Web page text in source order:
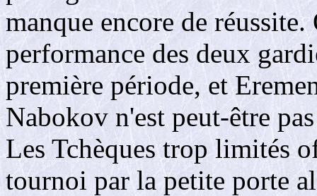
manque encore de
performance des deux
première période, et
Nabokov n'est peut-être
Les Tchèques trop limités
tournoi par la petite porte